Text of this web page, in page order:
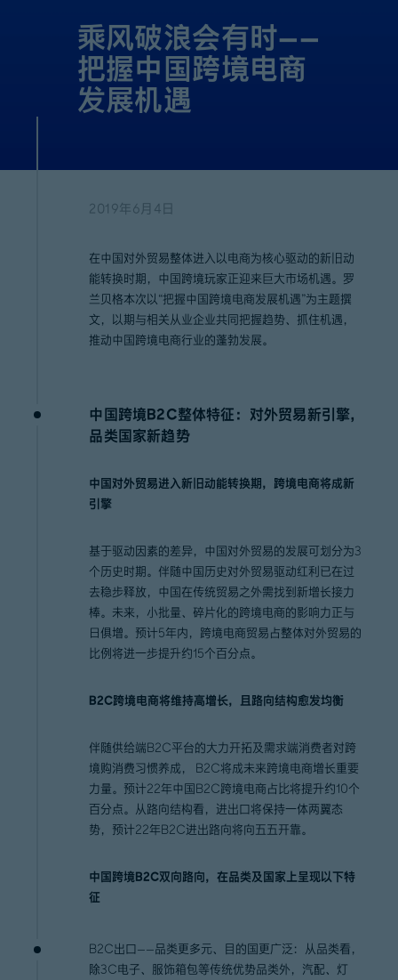
乘风破浪会有时——
把握中国跨境电商
发展机遇
2019年6月4日
在中国对外贸易整体进入以电商为核心驱动的新旧动
能转换时期，中国跨境玩家正迎来巨大市场机遇。罗
兰贝格本次以“把握中国跨境电商发展机遇”为主题撰
文，以期与相关从业企业共同把握趋势、抓住机遇，
推动中国跨境电商行业的蓬勃发展。
中国跨境B2C整体特征：对外贸易新引擎，
品类国家新趋势
中国对外贸易进入新旧动能转换期，跨境电商将成新
引擎
基于驱动因素的差异，中国对外贸易的发展可划分为3
个历史时期。伴随中国历史对外贸易驱动红利已在过
去稳步释放，中国在传统贸易之外需找到新增长接力
棒。未来，小批量、碎片化的跨境电商的影响力正与
日俱增。预计5年内，跨境电商贸易占整体对外贸易的
比例将进一步提升约15个百分点。
B2C跨境电商将维持高增长，且路向结构愈发均衡
伴随供给端B2C平台的大力开拓及需求端消费者对跨
境购消费习惯养成， B2C将成未来跨境电商增长重要
力量。预计22年中国B2C跨境电商占比将提升约10个
百分点。从路向结构看，进出口将保持一体两翼态
势，预计22年B2C进出路向将向五五开靠。
中国跨境B2C双向路向，在品类及国家上呈现以下特
征
B2C出口——品类更多元、目的国更广泛：从品类看，
除3C电子、服饰箱包等传统优势品类外，汽配、灯